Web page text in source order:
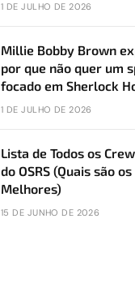
1 DE JULHO DE 2026
Millie Bobby Brown
por que não quer um
focado em Sherlock
1 DE JULHO DE 2026
Lista de Todos os
do OSRS (Quais são os
Melhores)
15 DE JUNHO DE 2026